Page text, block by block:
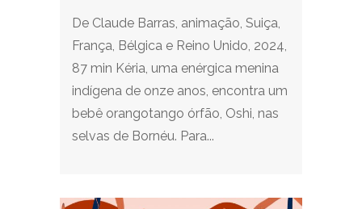
De Claude Barras, animação, Suiça,
França, Bélgica e Reino Unido, 2024,
87 min Kéria, uma enérgica menina
indígena de onze anos, encontra um
bebê orangotango órfão, Oshi, nas
selvas de Bornéu. Para...